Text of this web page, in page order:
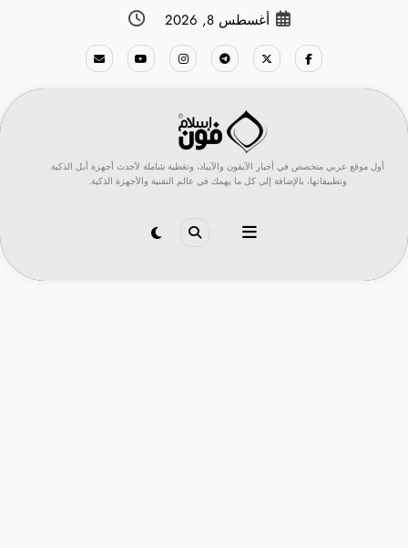
أغسطس 8, 2026
أول موقع عربي متخصص في أخبار الآيفون والآيباد، وتغطية شاملة لأحدث أجهزة أبل الذكية
وتطبيقاتها، بالإضافة إلى كل ما يهمك في عالم التقنية والأجهزة الذكية.